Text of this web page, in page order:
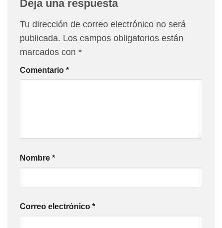
Deja una respuesta
Tu dirección de correo electrónico no será
publicada. Los campos obligatorios están
marcados con *
Comentario *
Nombre *
Correo electrónico *